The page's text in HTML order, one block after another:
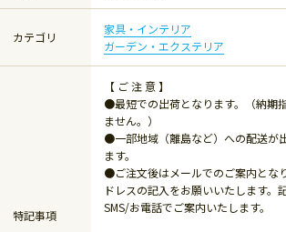
カテゴリ
家具・インテリア
ガーデン・エクステリア
特記事項
【 ご 注 意 】
●最短での出荷となります。（納期
ません。）
●一部地域（離島など）への配送が
ます。
●ご注文後はメールでのご案内とな
ドレスの記入をお願いいたします。
SMS/お電話でご案内いたします。